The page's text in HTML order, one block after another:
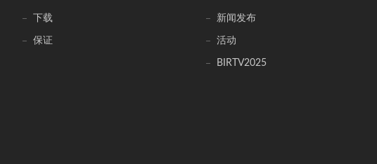
下载
保证
新闻发布
活动
BIRTV2025